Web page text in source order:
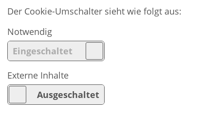
Der Cookie-Umschalter sieht wie folgt aus:
Notwendig
Externe Inhalte